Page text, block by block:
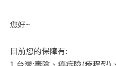
您好~
目前您的保障有: